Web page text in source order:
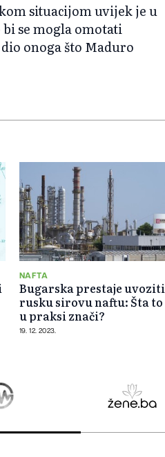
situacijom uvijek je u
se mogla omotati
onoga što Maduro
NAFTA
Bugarska prestaje uvoziti
rusku sirovu naftu: Šta to
u praksi znači?
19. 12. 2023.